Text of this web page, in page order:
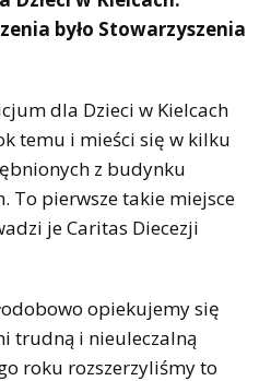
było Stowarzyszenia
dla Dzieci w Kielcach
temu i mieści się w kilku
z budynku
To pierwsze takie miejsce
je Caritas Diecezji
opiekujemy się
trudną i nieuleczalną
roku rozszerzyliśmy to